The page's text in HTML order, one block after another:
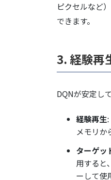
ピクセルなど
できます。
3. 経験再
DQNが安定し
経験再生
メモリか
ターゲッ
用すると
ーして使